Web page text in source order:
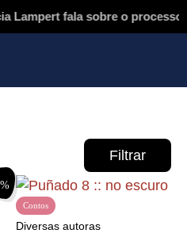
Lampert fala sobre o processo
Filtrar
Contos
Diversas autoras